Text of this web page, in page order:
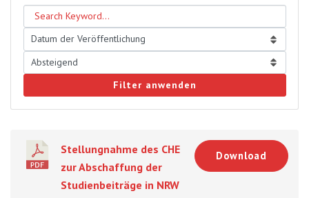
Filter anwenden
Stellungnahme des CHE
zur Abschaffung der
Studienbeiträge in NRW
Download